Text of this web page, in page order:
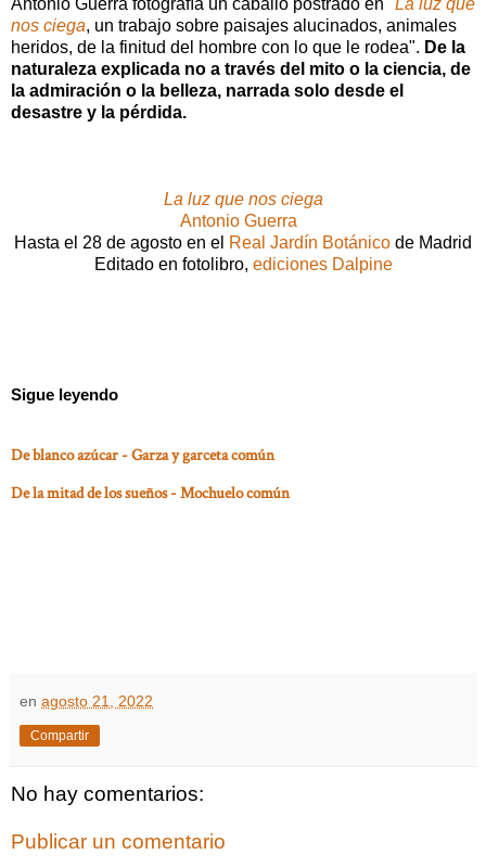
nos ciega, un trabajo sobre paisajes alucinados, animales
heridos, de la finitud del hombre con lo que le rodea". De la
naturaleza explicada no a través del mito o la ciencia, de
la admiración o la belleza, narrada solo desde el
desastre y la pérdida.
La luz que nos ciega
Antonio Guerra
Hasta el 28 de agosto en el Real Jardín Botánico de Madrid
Editado en fotolibro, ediciones Dalpine
Sigue leyendo
De blanco azúcar - Garza y garceta común
De la mitad de los sueños - Mochuelo común
en agosto 21, 2022
Compartir
No hay comentarios:
Publicar un comentario